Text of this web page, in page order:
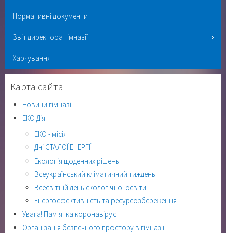
Нормативні документи
Звіт директора гімназії
Харчування
Карта сайта
Новини гімназії
ЕКО Дія
ЕКО - місія
Дні СТАЛОЇ ЕНЕРГІЇ
Екологія щоденних рішень
Всеукраїнський кліматичний тиждень
Всесвітній день екологічної освіти
Енергоефективність та ресурсозбереження
Увага! Пам'ятка коронавірус.
Організація безпечного простору в гімназії